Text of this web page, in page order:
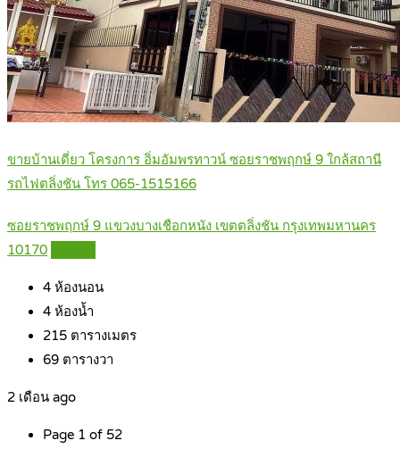
ขายบ้านเดี่ยว โครงการ อิ่มอัมพรทาวน์ ซอยราชพฤกษ์ 9 ใกล้สถานี
รถไฟตลิ่งชัน โทร 065-1515166
ซอยราชพฤกษ์ 9 แขวงบางเชือกหนัง เขตตลิ่งชัน กรุงเทพมหานคร
10170
4 ห้องนอน
4 ห้องน้ำ
215 ตารางเมตร
69 ตารางวา
2 เดือน ago
Page 1 of 52